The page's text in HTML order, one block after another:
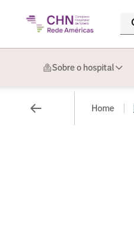
Sobre o hospital
Home